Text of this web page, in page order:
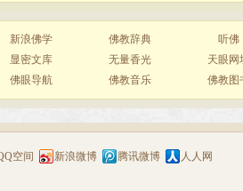
新浪佛学 佛教辞典
听佛
显密文库 无量香光
天眼网
佛眼导航 佛教音乐 佛教图
空间 新浪微博 腾讯微博 人人网